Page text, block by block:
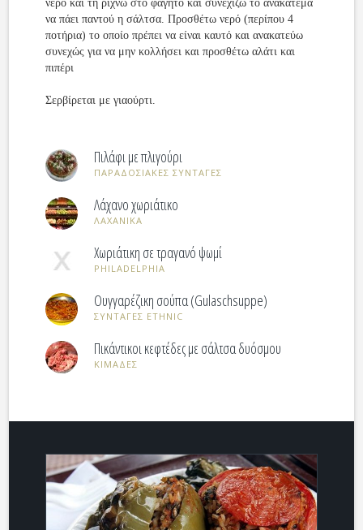
νερό και τη ρίχνω στο φαγητό και συνεχίζω το ανακάτεμα
να πάει παντού η σάλτσα. Προσθέτω νερό (περίπου 4
ποτήρια) το οποίο πρέπει να είναι καυτό και ανακατεύω
συνεχώς για να μην κολλήσει και προσθέτω αλάτι και
πιπέρι
Σερβίρεται με γιαούρτι.
Πιλάφι με πλιγούρι
ΠΑΡΑΔΟΣΙΑΚΕΣ ΣΥΝΤΑΓΕΣ
Λάχανο χωριάτικο
ΛΑΧΑΝΙΚΑ
Χωριάτικη σε τραγανό ψωμί
PHILADELPHIA
Ουγγαρέζικη σούπα (Gulaschsuppe)
ΣΥΝΤΑΓΕΣ ETHNIC
Πικάντικοι κεφτέδες με σάλτσα δυόσμου
ΚΙΜΑΔΕΣ